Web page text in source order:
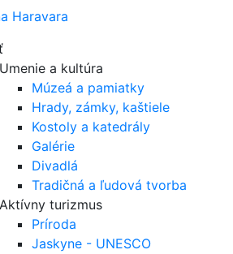
Haravara
Umenie a kultúra
Múzeá a pamiatky
Hrady, zámky, kaštiele
Kostoly a katedrály
Galérie
Divadlá
Tradičná a ľudová tvorba
Aktívny turizmus
Príroda
Jaskyne - UNESCO